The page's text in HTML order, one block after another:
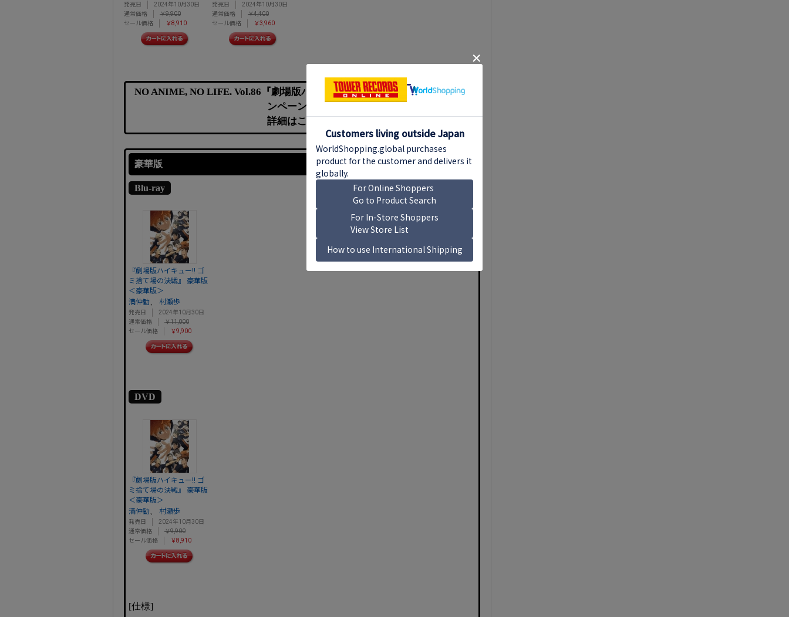
発売日
2024年10月30日
通常価格
￥9,900
セール価格
￥8,910
発売日
2024年10月30日
通常価格
￥4,400
セール価格
￥3,960
NO ANIME, NO LIFE. Vol.86『劇場版ハイキュー!! ゴミ捨て場の決戦』キャ
ンペーン開催！
詳細はこちら⇒
豪華版
Blu-ray
『劇場版ハイキュー!! ゴ
ミ捨て場の決戦』 豪華版
＜豪華版＞
満仲勧
村瀬歩
発売日
2024年10月30日
通常価格
￥11,000
セール価格
￥9,900
DVD
『劇場版ハイキュー!! ゴ
ミ捨て場の決戦』 豪華版
＜豪華版＞
満仲勧
村瀬歩
発売日
2024年10月30日
通常価格
￥9,900
セール価格
￥8,910
[仕様]